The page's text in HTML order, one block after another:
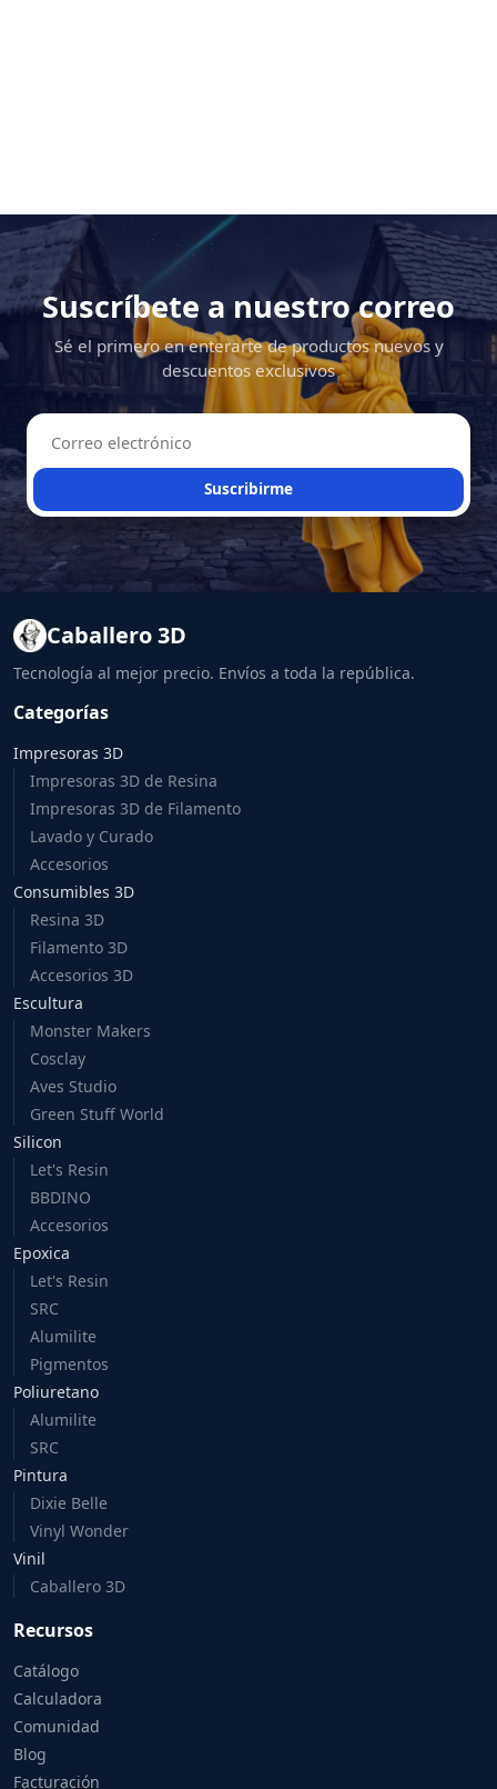
Suscríbete a nuestro correo
Sé el primero en enterarte de productos nuevos y
descuentos exclusivos
Suscribirme
Caballero 3D
Tecnología al mejor precio. Envíos a toda la república.
Categorías
Impresoras 3D
Impresoras 3D de Resina
Impresoras 3D de Filamento
Lavado y Curado
Accesorios
Consumibles 3D
Resina 3D
Filamento 3D
Accesorios 3D
Escultura
Monster Makers
Cosclay
Aves Studio
Green Stuff World
Silicon
Let's Resin
BBDINO
Accesorios
Epoxica
Let's Resin
SRC
Alumilite
Pigmentos
Poliuretano
Alumilite
SRC
Pintura
Dixie Belle
Vinyl Wonder
Vinil
Caballero 3D
Recursos
Catálogo
Calculadora
Comunidad
Blog
Facturación